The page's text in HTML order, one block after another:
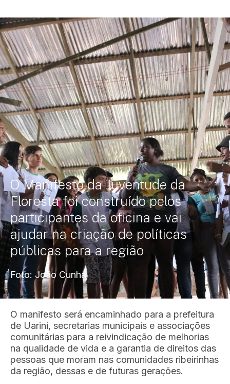
O Manifesto da Juventude da
Floresta foi construído pelos
participantes da oficina e vai
ajudar na criação de políticas
públicas para a região
Foto: João Cunha
O manifesto será encaminhado para a prefeitura
de Uarini, secretarias municipais e associações
comunitárias para a reivindicação de melhorias
na qualidade de vida e a garantia de direitos das
pessoas que moram nas comunidades ribeirinhas
da região, dessas e de futuras gerações.